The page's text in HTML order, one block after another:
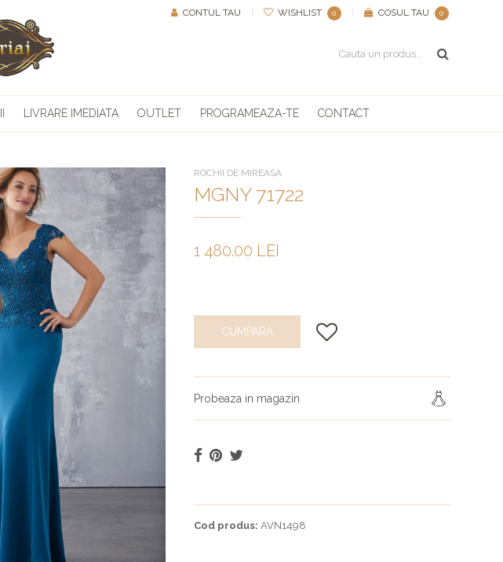
CONTUL TAU WISHLIST 0 COSUL TAU 0
LIVRARE IMEDIATA OUTLET PROGRAMEAZA-TE CONTACT
ROCHII DE MIREASA
MGNY 71722
1 480.00 LEI
CUMPARA
Probeaza in magazin
Cod produs: AVN1498